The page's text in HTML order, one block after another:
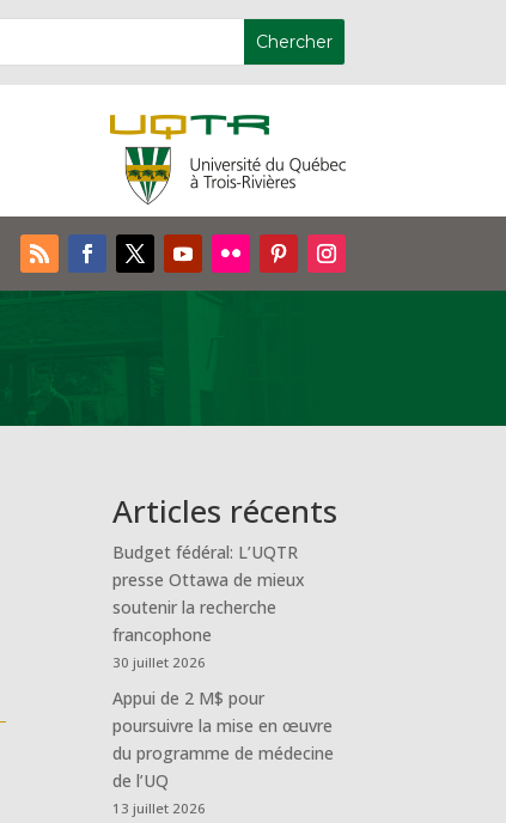
Articles récents
Budget fédéral: L’UQTR
presse Ottawa de mieux
soutenir la recherche
francophone
30 juillet 2026
Appui de 2 M$ pour
poursuivre la mise en œuvre
du programme de médecine
de l’UQ
13 juillet 2026